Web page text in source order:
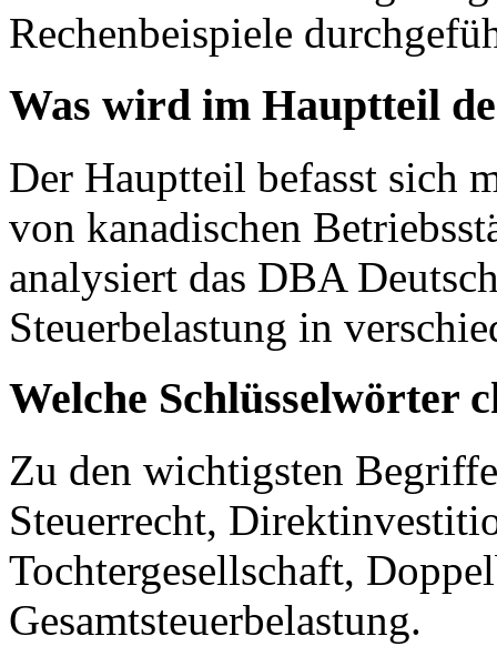
Rechenbeispiele
Was wird im Hauptteil
Der Hauptteil befasst sich
von kanadischen
analysiert das DBA
Steuerbelastung in
Welche Schlüsselwörter
Zu den wichtigsten
Steuerrecht,
Tochtergesellschaft,
Gesamtsteuerbelastung.